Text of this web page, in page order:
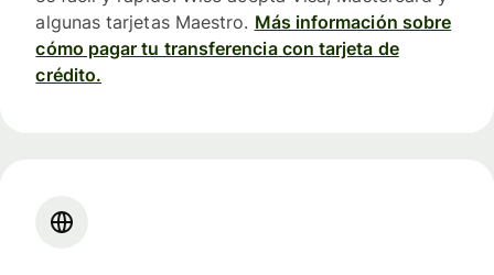
algunas tarjetas Maestro. Más información sobre
cómo pagar tu transferencia con tarjeta de
crédito.